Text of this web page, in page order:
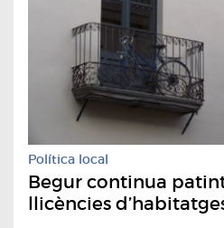
Política local
Begur continua
llicències